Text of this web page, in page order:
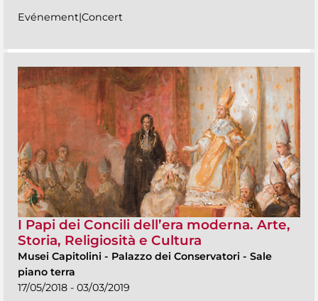
Evénement|Concert
I Papi dei Concili dell’era moderna. Arte,
Storia, Religiosità e Cultura
Musei Capitolini - Palazzo dei Conservatori - Sale
piano terra
17/05/2018 - 03/03/2019